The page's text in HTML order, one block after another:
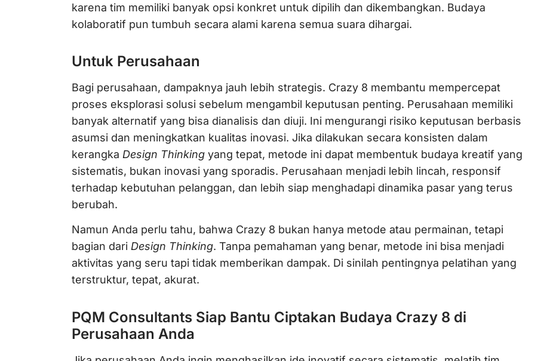
karena tim memiliki banyak opsi konkret untuk dipilih dan dikembangkan. Budaya
kolaboratif pun tumbuh secara alami karena semua suara dihargai.
Untuk Perusahaan
Bagi perusahaan, dampaknya jauh lebih strategis. Crazy 8 membantu mempercepat
proses eksplorasi solusi sebelum mengambil keputusan penting. Perusahaan memiliki
banyak alternatif yang bisa dianalisis dan diuji. Ini mengurangi risiko keputusan berbasis
asumsi dan meningkatkan kualitas inovasi. Jika dilakukan secara konsisten dalam
kerangka Design Thinking yang tepat, metode ini dapat membentuk budaya kreatif yang
sistematis, bukan inovasi yang sporadis. Perusahaan menjadi lebih lincah, responsif
terhadap kebutuhan pelanggan, dan lebih siap menghadapi dinamika pasar yang terus
berubah.
Namun Anda perlu tahu, bahwa Crazy 8 bukan hanya metode atau permainan, tetapi
bagian dari Design Thinking. Tanpa pemahaman yang benar, metode ini bisa menjadi
aktivitas yang seru tapi tidak memberikan dampak. Di sinilah pentingnya pelatihan yang
terstruktur, tepat, akurat.
PQM Consultants Siap Bantu Ciptakan Budaya Crazy 8 di
Perusahaan Anda